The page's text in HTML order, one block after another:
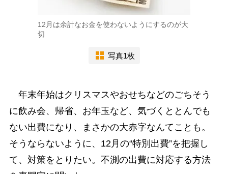
12月は余計なお金を使わないようにするのが大
切
写真1枚
年末年始はクリスマスやおせちなどのごちそう
に飲み会、帰省、お年玉など、気づくととんでも
ない出費になり、まさかの大赤字なんてことも。
そうならないように、12月の“特別出費”を把握し
て、対策をとりたい。不測の出費に対応する方法